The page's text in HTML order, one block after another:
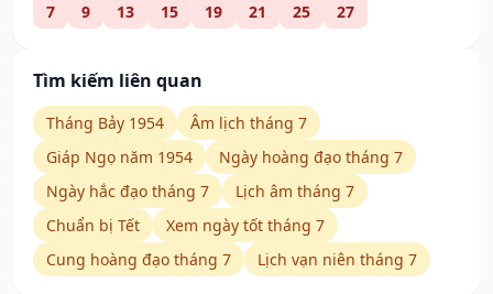
7 9 13 15 19 21 25 27
Tìm kiếm liên quan
Tháng Bảy 1954
Âm lịch tháng 7
Giáp Ngọ năm 1954
Ngày hoàng đạo tháng 7
Ngày hắc đạo tháng 7
Lịch âm tháng 7
Chuẩn bị Tết
Xem ngày tốt tháng 7
Cung hoàng đạo tháng 7
Lịch vạn niên tháng 7